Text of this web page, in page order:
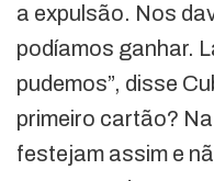
a expulsão. Nos
podíamos ganhar.
pudemos”, disse
primeiro cartão?
festejam assim e